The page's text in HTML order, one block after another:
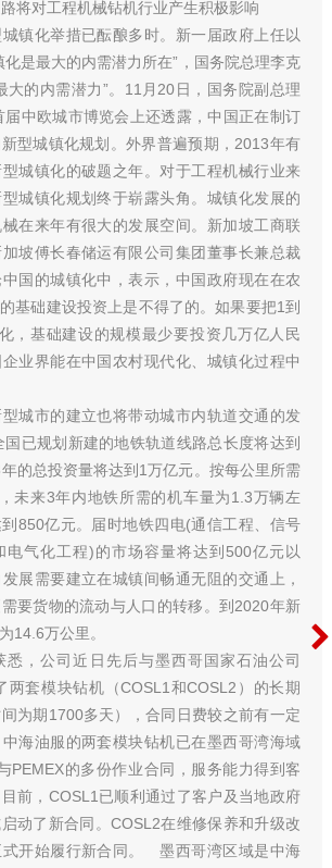
化举措已酝酿多时。新一届政府上任以
化是最大的内需潜力所在”，国务院总理李克
大的内需潜力”。11月20日，国务院副总理
中欧城市博览会上还透露，中国正在制订
型城镇化规划。外界普遍预期，2013年有
城镇化的破题之年。对于工程机械行业来
城镇化规划终于崭露头角。城镇化发展的
在来年有很大的发展空间。新加坡工商联
坡傅长春储运有限公司集团董事长兼总裁
国的城镇化中，表示，中国政府现在在农
基础建设投资上是不得了的。如果要把1到
，基础建设的规模最少要投资几万亿人民
业界能在中国农村现代化、城镇化过程中
市的建立也将带动城市内轨道交通的发
已规划新建的地铁轨道线路总长度将达到
的总投资量将达到1万亿元。按每公里所需
未来3年内地铁所需的机车量为1.3万辆左
850亿元。届时地铁四电(通信工程、信号
电气化工程)的市场容量将达到500亿元以
发展需要建立在城镇间畅通无阻的交通上，
要货物的流动与人口的转移。到2020年新
14.6万公里。
，公司近日先后与墨西哥国家石油公司
两套模块钻机（COSL1和COSL2）的长期
为期1700多天），合同日费较之前有一定
海油服的两套模块钻机已在墨西哥湾海域
PEMEX的多份作业合同，服务能力得到客
前，COSL1已顺利通过了客户及当地政府
动了新合同。COSL2在维修保养和升级改
式开始履行新合同。 墨西哥湾区域是中海